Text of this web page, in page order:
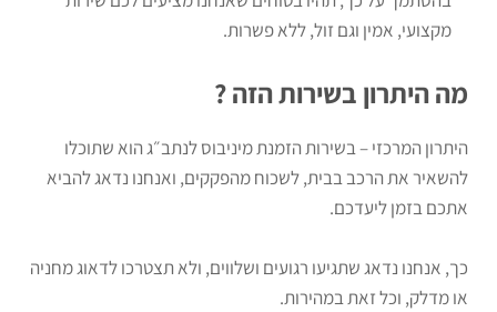
מקצועי, אמין וגם זול, ללא פשרות.
מה היתרון בשירות הזה ?
היתרון המרכזי – בשירות הזמנת מיניבוס לנתב״ג הוא שתוכלו
להשאיר את הרכב בבית, לשכוח מהפקקים, ואנחנו נדאג להביא
אתכם בזמן ליעדכם.
כך, אנחנו נדאג שתגיעו רגועים ושלווים, ולא תצטרכו לדאוג מחניה
או מדלק, וכל זאת במהירות.